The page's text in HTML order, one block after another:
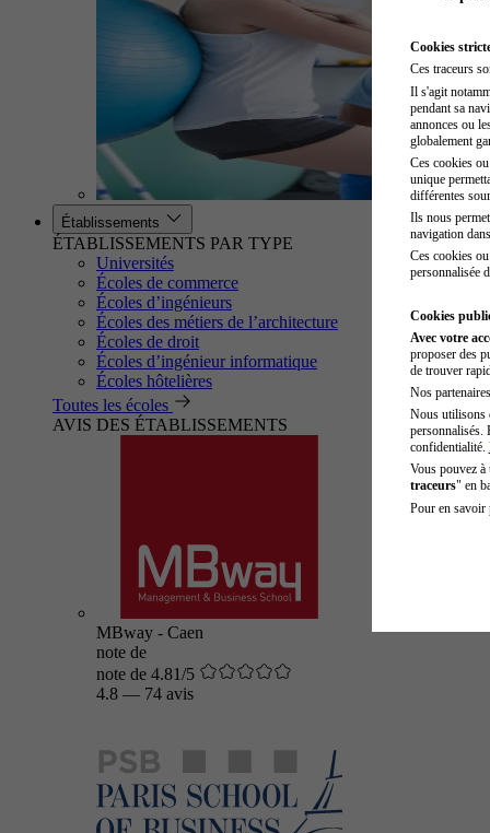
Établissements
ÉTABLISSEMENTS PAR TYPE
Universités
Écoles de commerce
Écoles d’ingénieurs
Écoles des métiers de l’architecture
Écoles de droit
Écoles d’ingénieur informatique
Écoles hôtelières
Toutes les écoles
AVIS DES ÉTABLISSEMENTS
MBway - Caen
note de
note de 4.81/5
4.8 — 74 avis
Cookies
Ces traceurs
Il s'agit
pendant sa
annonces ou
globalement
Ces cookies
unique
différentes
Ils nous
navigation
Ces cookies
personnalisée
Cookies
Avec votre
proposer des
de trouver
Nos
Nous utilisons
personnalisés.
confidentialité.
Vous pouvez
traceurs" en
Pour en